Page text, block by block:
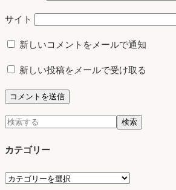
サイト
新しいコメントをメールで通知
新しい投稿をメールで受け取る
検
検索
カテゴリー
カ